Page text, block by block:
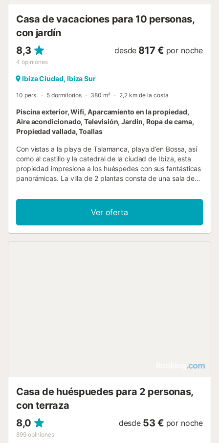
Casa de vacaciones para 10 personas,
con jardín
8,3
4 opiniones
desde 817 € por noche
Ibiza Ciudad, Ibiza Sur
10 pers. 5 dormitorios 380 m² 2,2 km de la costa
Piscina exterior, Wifi, Aparcamiento en la propiedad,
Aire acondicionado, Televisión, Jardín, Ropa de cama,
Propiedad vallada, Toallas
Con vistas a la playa de Talamanca, playa d’en Bossa, así
como al castillo y la catedral de la ciudad de Ibiza, esta
propiedad impresiona a los huéspedes con sus fantásticas
panorámicas. La villa de 2 plantas consta de una sala de
alojar cómodamente a 10 personas. Además, dispone de
un magnífico rooftop. Los servicios adicionales incluyen
Wi-Fi, televisión, aire acondicionado, lavadora y secadora.
La villa cuenta con piscina privada, jardín, terraza, balcón
Ver oferta
Casa de huéspuedes para 2 personas,
con terraza
8,0
899 opiniones
desde 53 € por noche